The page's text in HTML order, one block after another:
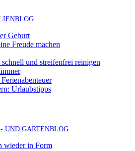
Geburt
Freude machen
und streifenfrei reinigen
Urlaubstipps
UND GARTENBLOG
wieder in Form